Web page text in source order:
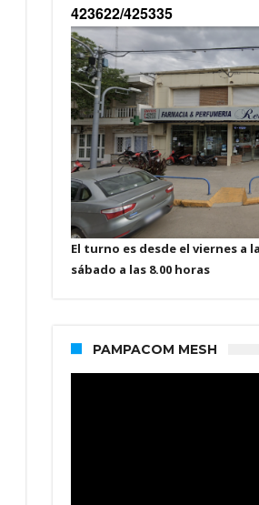
423622/425335
El turno es desde el viernes a
sábado a las 8.00 horas
PAMPACOM MESH